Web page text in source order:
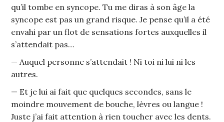
qu’il tombe en syncope. Tu me diras à son âge la
syncope est pas un grand risque. Je pense qu’il a été
envahi par un flot de sensations fortes auxquelles il
s’attendait pas…
— Auquel personne s’attendait ! Ni toi ni lui ni les
autres.
— Et je lui ai fait que quelques secondes, sans le
moindre mouvement de bouche, lèvres ou langue !
Juste j’ai fait attention à rien toucher avec les dents.